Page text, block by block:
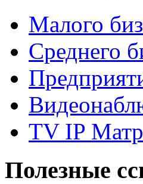
Малого
Среднего
TV IP
Полезные